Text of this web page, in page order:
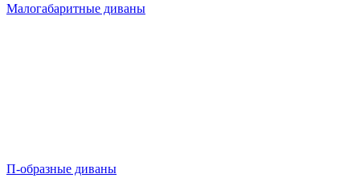
Малогабаритные диваны
П-образные диваны